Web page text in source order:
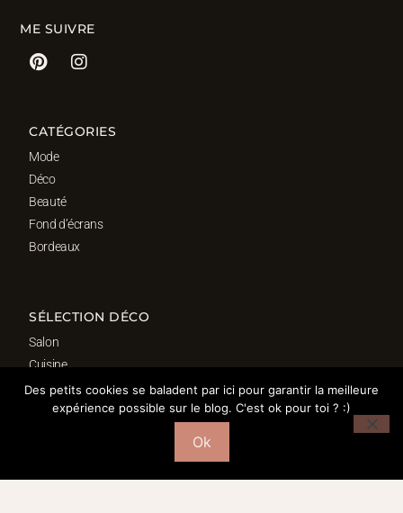
ME SUIVRE
CATÉGORIES
Mode
Déco
Beauté
Fond d’écrans
Bordeaux
SÉLECTION DÉCO
Salon
Cuisine
Salle de bain
Chambre
Des petits cookies se baladent par ici pour garantir la meilleure
expérience possible sur le blog. C'est ok pour toi ? :)
Ok